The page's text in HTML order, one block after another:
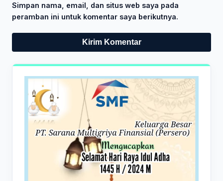
Simpan nama, email, dan situs web saya pada
peramban ini untuk komentar saya berikutnya.